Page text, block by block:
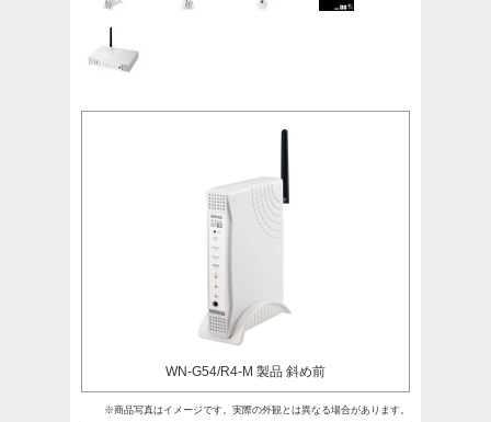
WN-G54/R4-M 製品 斜め前
※商品写真はイメージです。実際の外観とは異なる場合があります。